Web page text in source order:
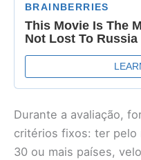
Durante a avaliação,
critérios fixos: ter pelo
30 ou mais países,